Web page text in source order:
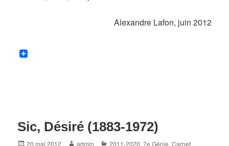
Alexandre Lafon, juin 2012
Sic, Désiré (1883-1972)
Posted
20 mai 2012 Author
admin Categories
2011-2020,7e Génie,Carnet,